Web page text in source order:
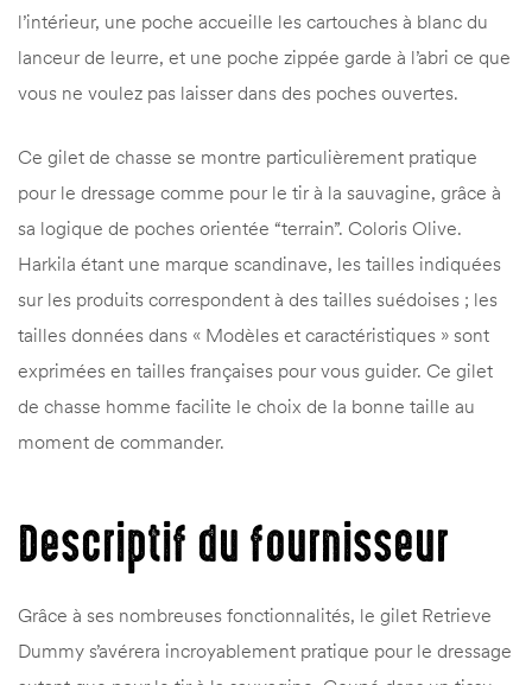
l’intérieur, une poche accueille les cartouches à blanc du
lanceur de leurre, et une poche zippée garde à l’abri ce que
vous ne voulez pas laisser dans des poches ouvertes.
Ce gilet de chasse se montre particulièrement pratique
pour le dressage comme pour le tir à la sauvagine, grâce à
sa logique de poches orientée “terrain”. Coloris Olive.
Harkila étant une marque scandinave, les tailles indiquées
sur les produits correspondent à des tailles suédoises ; les
tailles données dans « Modèles et caractéristiques » sont
exprimées en tailles françaises pour vous guider. Ce gilet
de chasse homme facilite le choix de la bonne taille au
moment de commander.
Descriptif du fournisseur
Grâce à ses nombreuses fonctionnalités, le gilet Retrieve
Dummy s’avérera incroyablement pratique pour le dressage